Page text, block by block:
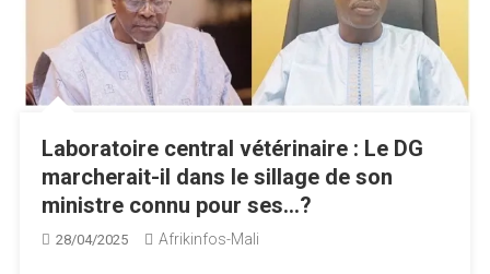
Laboratoire central vétérinaire : Le DG
marcherait-il dans le sillage de son
ministre connu pour ses…?
28/04/2025 Afrikinfos-Mali